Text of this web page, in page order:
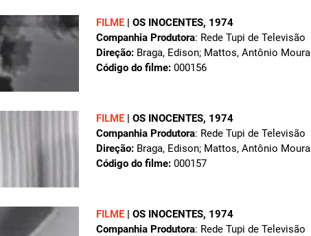
FILME | OS INOCENTES, 1974
Companhia Produtora: Rede Tupi de Televisão
Direção: Braga, Edison; Mattos, Antônio Moura
Código do filme: 000156
FILME | OS INOCENTES, 1974
Companhia Produtora: Rede Tupi de Televisão
Direção: Braga, Edison; Mattos, Antônio Moura
Código do filme: 000157
FILME | OS INOCENTES, 1974
Companhia Produtora: Rede Tupi de Televisão